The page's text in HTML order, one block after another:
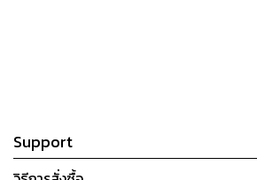
Support